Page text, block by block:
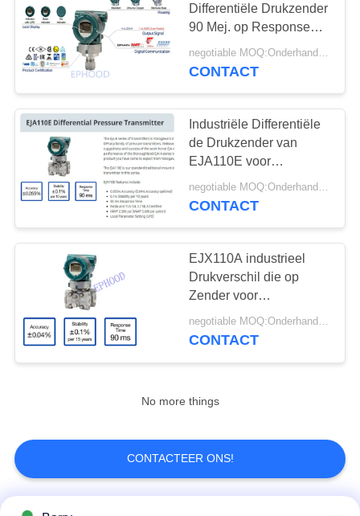
Elektrische Motor In
werking gestelde
Klep
pneumatische in
werking gestelde
klep
Klepinstelmechanisme
Differentiële Drukzender
90 Mej. op Response
Time
CONTACT
Industriële Differentiële
de Drukzender van
EJA110E voor
Niveaumeting
negotiable MOQ:Onderhandeling
CONTACT
EJX110A industrieel
Drukverschil die op
Zender voor
Niveaumeting wijzen
negotiable MOQ:Onderhandeling
CONTACT
No more things
CONTACTEER ONS!